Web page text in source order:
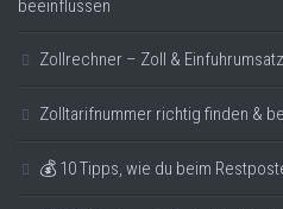
beeinflussen
Zollrechner – Zoll &
Zolltarifnummer richtig finden &
💰 10 Tipps, wie du beim